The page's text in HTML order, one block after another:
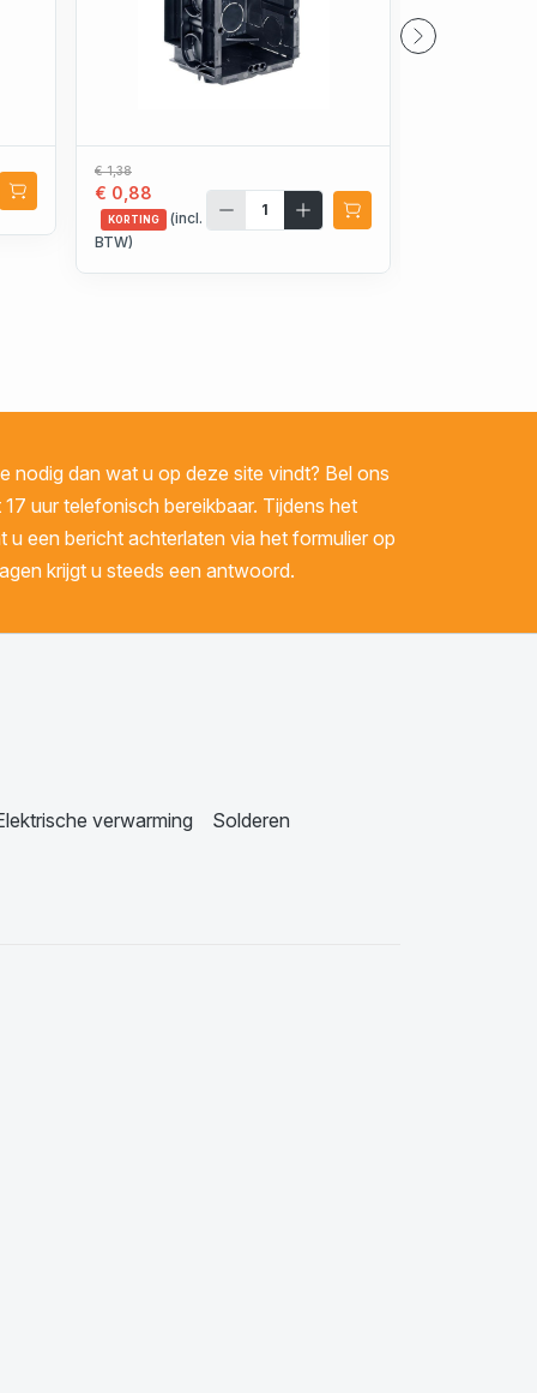
€ 1,38
€ 0,88
KORTING
(incl.
BTW)
nodig dan wat u op deze site vindt? Bel ons
uur telefonisch bereikbaar. Tijdens het
een bericht achterlaten via het formulier op
krijgt u steeds een antwoord.
verwarming Solderen